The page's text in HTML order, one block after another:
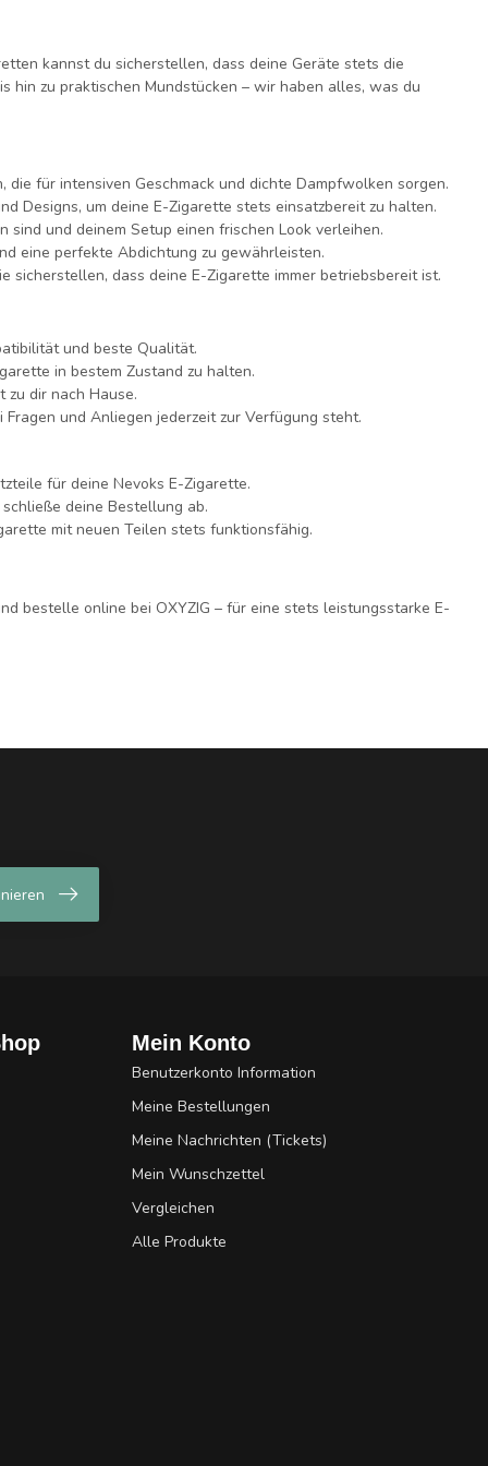
kannst du sicherstellen, dass deine Geräte stets die
hin zu praktischen Mundstücken – wir haben alles, was du
für intensiven Geschmack und dichte Dampfwolken sorgen.
Designs, um deine E-Zigarette stets einsatzbereit zu halten.
und deinem Setup einen frischen Look verleihen.
eine perfekte Abdichtung zu gewährleisten.
sicherstellen, dass deine E-Zigarette immer betriebsbereit ist.
und beste Qualität.
in bestem Zustand zu halten.
dir nach Hause.
und Anliegen jederzeit zur Verfügung steht.
für deine Nevoks E-Zigarette.
deine Bestellung ab.
mit neuen Teilen stets funktionsfähig.
bestelle online bei OXYZIG – für eine stets leistungsstarke E-
Mein Konto
Benutzerkonto Information
Meine Bestellungen
Meine Nachrichten (Tickets)
Mein Wunschzettel
Vergleichen
Alle Produkte